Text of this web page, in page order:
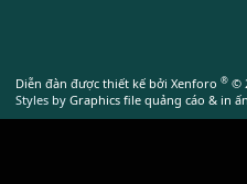
Diễn đàn được thiết kế bởi Xenforo ® ©
Styles by Graphics file quảng cáo & in ấn